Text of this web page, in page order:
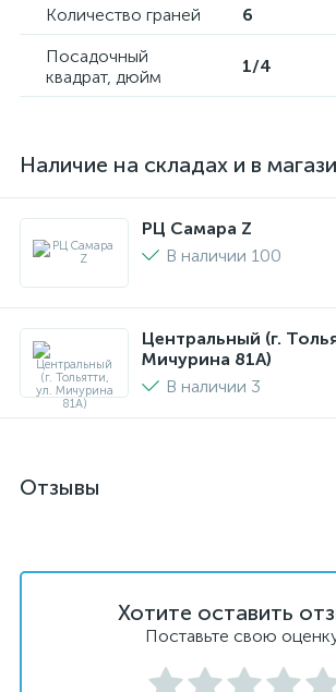
Количество граней
6
Посадочный
квадрат, дюйм
1/4
Наличие на складах и в
РЦ Самара Z
В наличии 100
Центральный (г.
Мичурина 81А)
В наличии 3
Отзывы
Хотите оставить
Поставьте свою